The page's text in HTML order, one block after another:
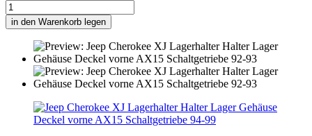
in den Warenkorb legen